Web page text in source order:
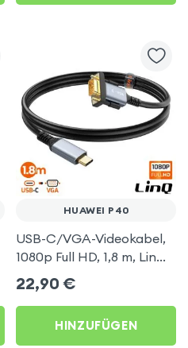
HUAWEI P40
USB-C/VGA-Videokabel,
1080p Full HD, 1,8 m, LinQ
für Huawei P40
22,90 €
HINZUFÜGEN